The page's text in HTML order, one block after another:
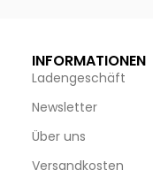
INFORMATIONEN
Ladengeschäft
Newsletter
Über uns
Versandkosten